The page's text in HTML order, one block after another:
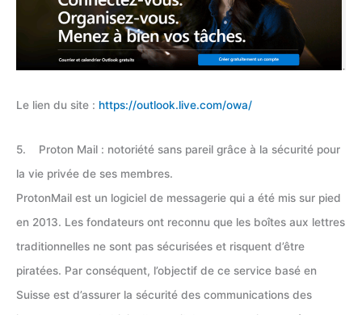
Le lien du site : https://outlook.live.com/owa/
5. Proton Mail : notoriété sans pareil grâce à la sécurité pour
la vie privée de ses membres.
ProtonMail est un logiciel de messagerie qui a été mis sur pied
en 2013. Les fondateurs ont reconnu que les boîtes aux lettres
traditionnelles ne sont pas sécurisées et risquent d’être
piratées. Par conséquent, l’objectif de ce service basé en
Suisse est d’assurer la sécurité des communications des